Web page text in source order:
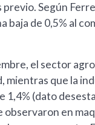
Según
baja de 0,5% al
el sector
mientras que la
1,4% (dato
observaron en